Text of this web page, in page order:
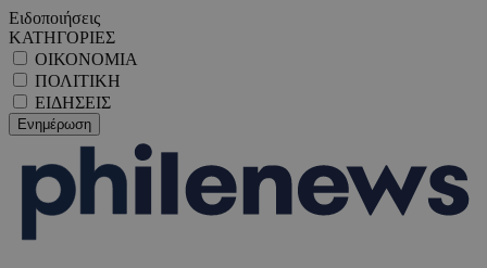
Ειδοποιήσεις
ΚΑΤΗΓΟΡΙΕΣ
ΟΙΚΟΝΟΜΙΑ
ΠΟΛΙΤΙΚΗ
ΕΙΔΗΣΕΙΣ